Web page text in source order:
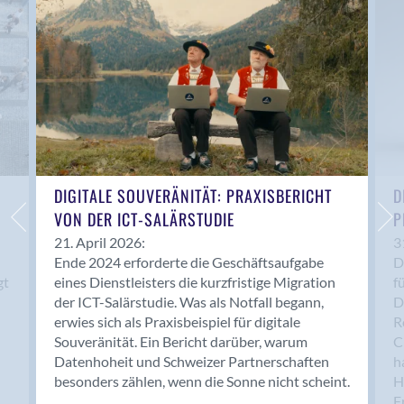
Anwil
Appenzell
Au SG
Baar
Baden
Balsthal
Balzers
Basel
Bassersdorf
Belp
Bendern
Benken (SG)
Bergdietikon
Berlin
Bern
Bern - Liebefeld
DIGITALE SOUVERÄNITÄT: PRAXISBERICHT
VON DER ICT-SALÄRSTUDIE
21. April 2026:
Ende 2024 erforderte die Geschäftsaufgabe
eines Dienstleisters die kurzfristige Migration
der ICT-Salärstudie. Was als Notfall begann,
erwies sich als Praxisbeispiel für digitale
Souveränität. Ein Bericht darüber, warum
Datenhoheit und Schweizer Partnerschaften
besonders zählen, wenn die Sonne nicht scheint.